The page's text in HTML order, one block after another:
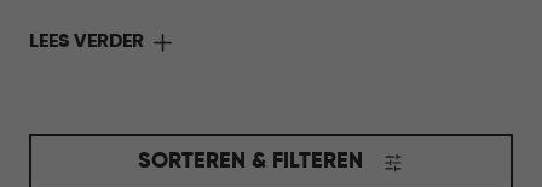
voor een verzorgde uitstraling in huis. Tegelijk blijven ze
slaapkamer, en waar alles graag rustig oogt.
LEES VERDER
SORTEREN & FILTEREN